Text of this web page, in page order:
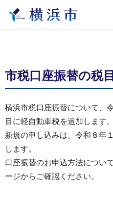
市税口座振替の税
横浜市税口座振替について、
目に軽自動車税を追加します。
新規の申し込みは、令和８年
します。
口座振替のお申込方法について
ージからご確認ください。